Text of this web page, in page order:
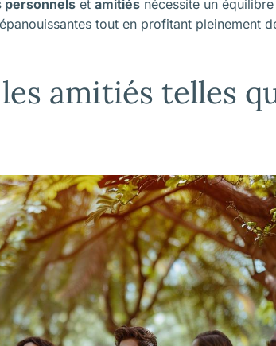
personnels et amitiés nécessite un
épanouissantes tout en profitant pleinement
amitiés telles